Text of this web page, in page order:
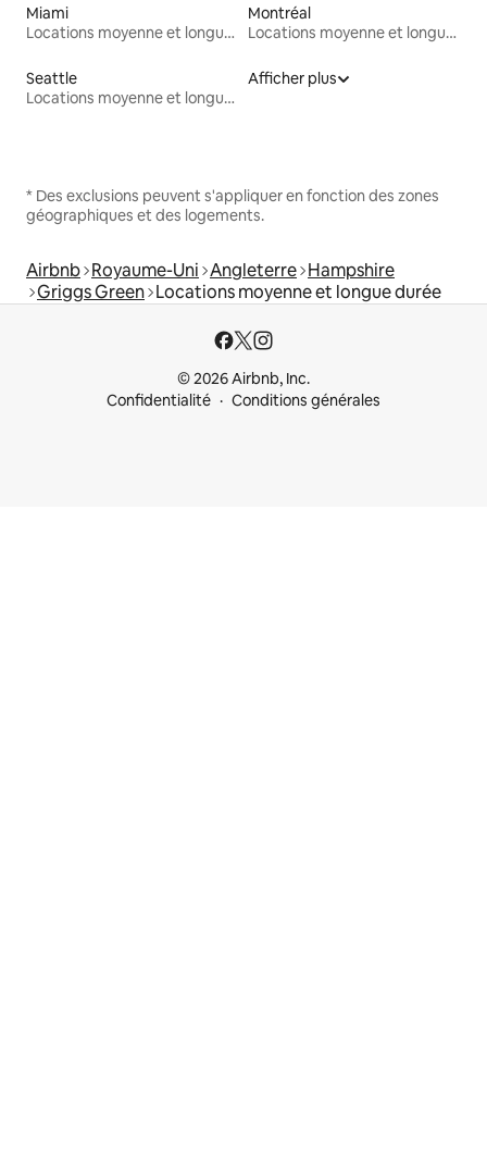
Miami
Locations moyenne et longue durée
Montréal
Locations moyenne et longue durée
Seattle
Locations moyenne et longue durée
Afficher plus
* Des exclusions peuvent s'appliquer en fonction des zones
géographiques et des logements.
Airbnb Royaume-Uni Angleterre Hampshire
Griggs Green Locations moyenne et longue durée
© 2026 Airbnb, Inc.
Confidentialité
Conditions générales